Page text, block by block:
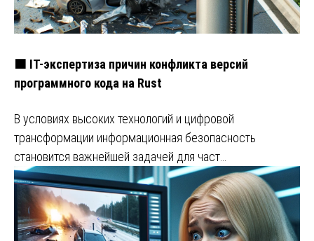
🟧 IT-экспертиза причин конфликта версий
программного кода на Rust
В условиях высоких технологий и цифровой
трансформации информационная безопасность
становится важнейшей задачей для част…